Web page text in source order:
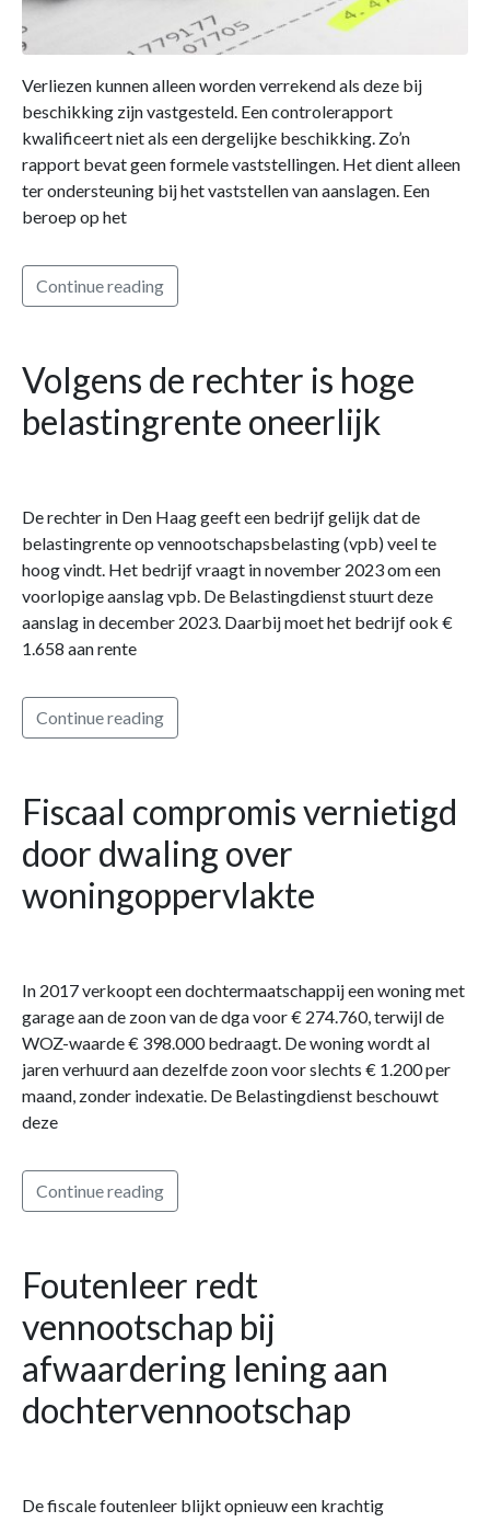
Verliezen kunnen alleen worden verrekend als deze bij
beschikking zijn vastgesteld. Een controlerapport
kwalificeert niet als een dergelijke beschikking. Zo’n
rapport bevat geen formele vaststellingen. Het dient alleen
ter ondersteuning bij het vaststellen van aanslagen. Een
beroep op het
Continue reading
Volgens de rechter is hoge
belastingrente oneerlijk
De rechter in Den Haag geeft een bedrijf gelijk dat de
belastingrente op vennootschapsbelasting (vpb) veel te
hoog vindt. Het bedrijf vraagt in november 2023 om een
voorlopige aanslag vpb. De Belastingdienst stuurt deze
aanslag in december 2023. Daarbij moet het bedrijf ook €
1.658 aan rente
Continue reading
Fiscaal compromis vernietigd
door dwaling over
woningoppervlakte
In 2017 verkoopt een dochtermaatschappij een woning met
garage aan de zoon van de dga voor € 274.760, terwijl de
WOZ-waarde € 398.000 bedraagt. De woning wordt al
jaren verhuurd aan dezelfde zoon voor slechts € 1.200 per
maand, zonder indexatie. De Belastingdienst beschouwt
deze
Continue reading
Foutenleer redt
vennootschap bij
afwaardering lening aan
dochtervennootschap
De fiscale foutenleer blijkt opnieuw een krachtig